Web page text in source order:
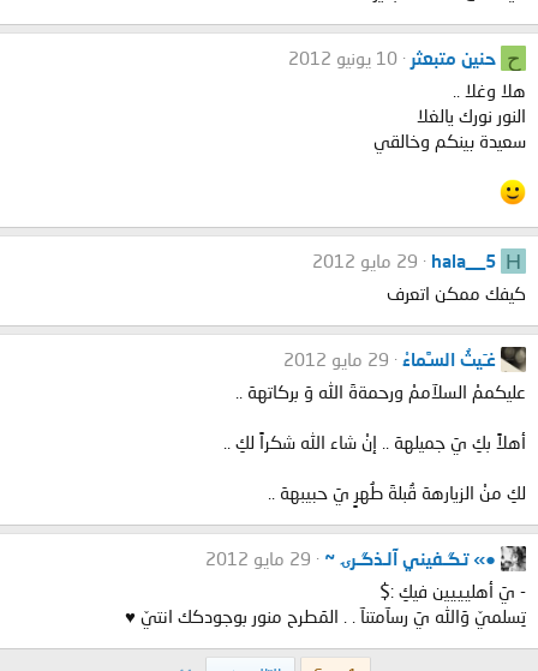
ح حنين متبعثر
10 يونيو 2012
هلا وغلا ..
النور نورك يالغلا
سعيدة بينكم وخالقي
H
hala__5
29 مايو 2012
كيفك ممكن اتعرف
غـَيثُ السـَّماءْ
29 مايو 2012
عليكممْ السلآممْ ورحمةةَ الله وَ بركاتههَ ..
أهلاً بكِ يَ جميلههَ .. إنْ شاء الله شكراً لكِ ..
لكِ منْ الزيارههَ قُبلةَ طُهرٍ يَ حبيبههَ ..
●» تـگـفيني آلـذگـرۍ ~
29 مايو 2012
- يَ أهليييين فيكِ :$
تِسلميّ وَالله يَ رسآمتنآ . . المَطرح منور بوجودكك انتيّ ♥